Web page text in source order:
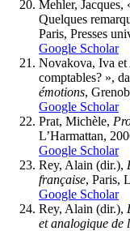
Mehler, Jacques,
Quelques
Paris, Presses
Google Scholar
Novakova, Iva et
comptables? »,
émotions,
Google Scholar
Prat, Michèle,
L’Harmattan,
Google Scholar
Rey, Alain (dir.),
française, Paris,
Google Scholar
Rey, Alain (dir.),
et analogique de